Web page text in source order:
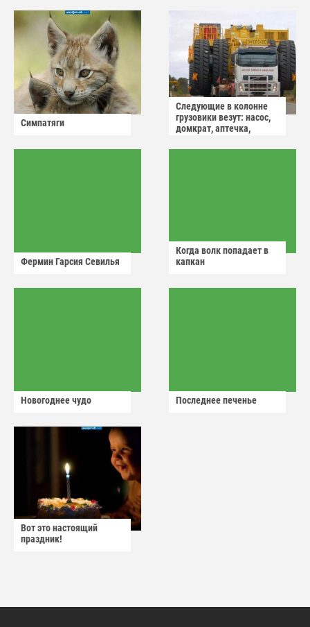
Симпатяги
Следующие в колонне
грузовики везут: насос,
домкрат, аптечка,
Фермин Гарсия Севилья
Когда волк попадает в
капкан
Новогоднее чудо Последнее печенье
Вот это настоящий
праздник!